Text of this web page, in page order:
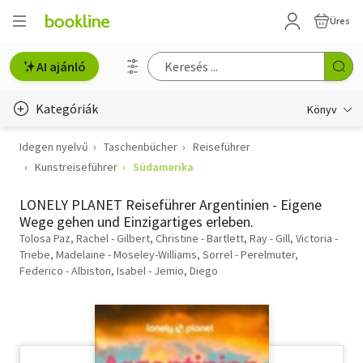
Üres
AI ajánló
Kategóriák Könyv
Életmód, egészség
Gyermek- és ifjúsági
Hobbi, szabadidő
Idegen nyelvű Taschenbücher
Reiseführer
Kunstreiseführer
Südamerika
LONELY PLANET Reiseführer Argentinien - Eigene
Wege gehen und Einzigartiges erleben.
Tolosa Paz, Rachel - Gilbert, Christine - Bartlett, Ray - Gill, Victoria -
Triebe, Madelaine - Moseley-Williams, Sorrel - Perelmuter,
Federico - Albiston, Isabel - Jemio, Diego